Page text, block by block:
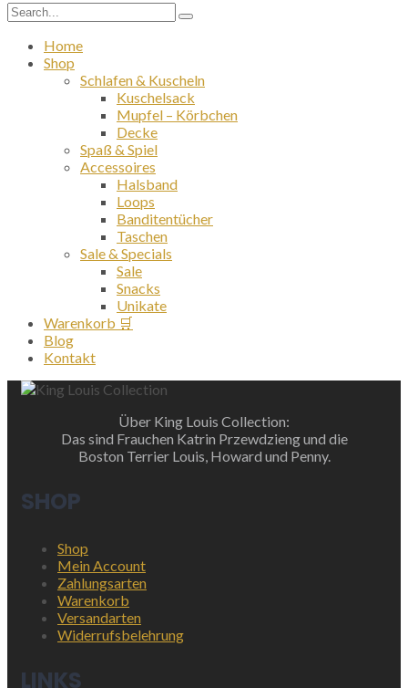
Search
for:
Home
Shop
Schlafen & Kuscheln
Kuschelsack
Mupfel – Körbchen
Decke
Spaß & Spiel
Accessoires
Halsband
Loops
Banditentücher
Taschen
Sale & Specials
Sale
Snacks
Unikate
Warenkorb 🛒
Blog
Kontakt
Über King Louis Collection:
Das sind Frauchen Katrin Przewdzieng und die
Boston Terrier Louis, Howard und Penny.
SHOP
Shop
Mein Account
Zahlungsarten
Warenkorb
Versandarten
Widerrufsbelehrung
LINKS